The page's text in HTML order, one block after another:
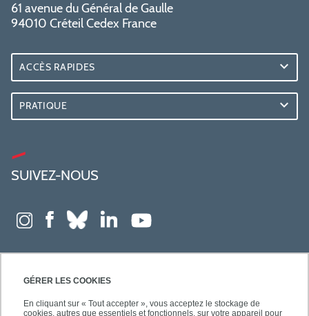
GÉRER LES COOKIES
En cliquant sur « Tout accepter », vous acceptez le stockage de
cookies, autres que essentiels et fonctionnels, sur votre appareil pour
61 avenue du Général de Gaulle
94010 Créteil Cedex France
ACCÈS RAPIDES
PRATIQUE
SUIVEZ-NOUS